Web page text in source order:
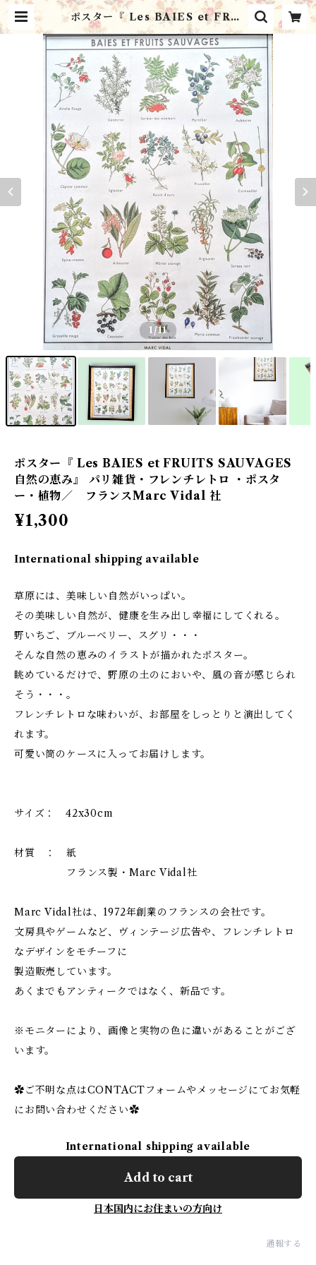
ポスター『 Les BAIES et FRUI
TS SAUVAGES 自然の恵み』 パ
リ雑貨・フレンチレトロ ・ポスタ
ー・植物／ フランスMarc Vidal
社 | シャンブル・ミルフィーユ C
hambre Mille Feuilles
1 /11
ポスター『 Les BAIES et FRUITS SAUVAGES
自然の恵み』 パリ雑貨・フレンチレトロ ・ポスタ
ー・植物／ フランスMarc Vidal 社
¥1,300
International shipping available
草原には、美味しい自然がいっぱい。
その美味しい自然が、健康を生み出し幸福にしてくれる。
野いちご、ブルーベリー、スグリ・・・
そんな自然の恵みのイラストが描かれたポスター。
眺めているだけで、野原の土のにおいや、風の音が感じられ
そう・・・。
フレンチレトロな味わいが、お部屋をしっとりと演出してく
れます。
可愛い筒のケースに入ってお届けします。
サイズ： 42x30cm
材質 ： 紙
フランス製・Marc Vidal社
Marc Vidal社は、1972年創業のフランスの会社です。
文房具やゲームなど、ヴィンテージ広告や、フレンチレトロ
なデザインをモチーフに
製造販売しています。
あくまでもアンティークではなく、新品です。
※モニターにより、画像と実物の色に違いがあることがござ
います。
✿ご不明な点はCONTACTフォームやメッセージにてお気軽
にお問い合わせください✿
International shipping available
Add to cart
日本国内にお住まいの方向け
通報する